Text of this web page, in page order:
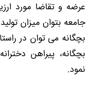
عرضه و تقاضا مورد
جامعه بتوان میزان
بچگانه می توان در
بچگانه، پیراهن
نمود.